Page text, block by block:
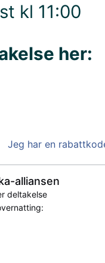
kl 11:00
her:
Jeg har en
alliansen
deltakelse